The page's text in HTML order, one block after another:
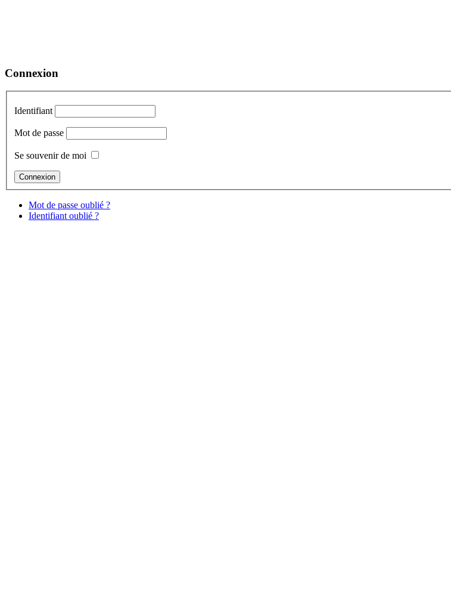
Connexion
Identifiant
Mot de passe
Se souvenir de moi
Mot de passe oublié ?
Identifiant oublié ?